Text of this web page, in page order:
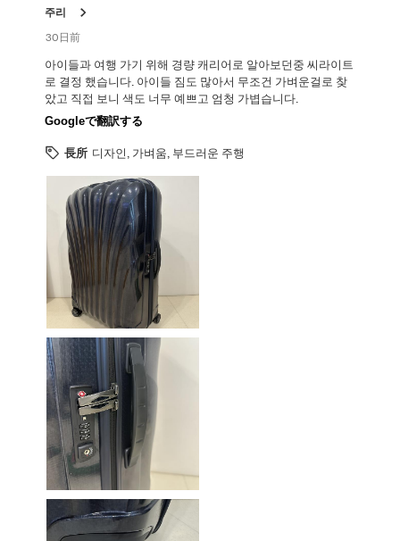
주리
30日前
아이들과 여행 가기 위해 경량 캐리어로 알아보던중 씨라이트
로 결정 했습니다. 아이들 짐도 많아서 무조건 가벼운걸로 찾
았고 직접 보니 색도 너무 예쁘고 엄청 가볍습니다.
Googleで翻訳する
長所 디자인, 가벼움, 부드러운 주행